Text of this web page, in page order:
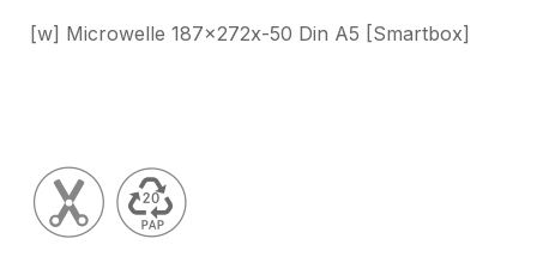
[w] Microwelle 187x272x-50 Din A5 [Smartbox]